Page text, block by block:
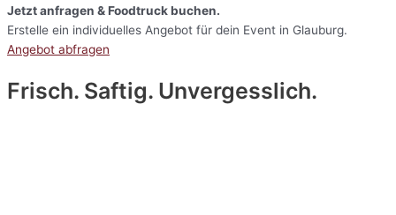
Jetzt anfragen & Foodtruck buchen.
Erstelle ein individuelles Angebot für dein Event in Glauburg.
Angebot abfragen
Frisch. Saftig. Unvergesslich.